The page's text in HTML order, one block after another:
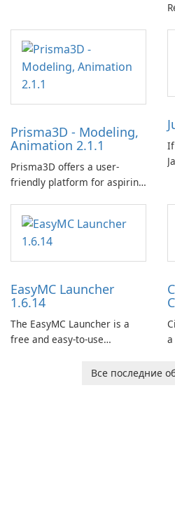
Prisma3D - Modeling,
Animation 2.1.1
Prisma3D offers a user-
friendly platform for aspiring
imagination to life. With a
wide range of tools and
features, this app allows
users to easily design 3D
captivating animated scenes.
EasyMC Launcher
1.6.14
The EasyMC Launcher is a
free and easy-to-use
developed by EasyMC. ItВсе последние